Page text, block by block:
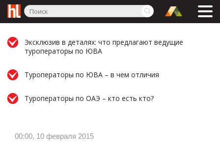
Эксклюзив в деталях: что предлагают ведущие
туроператоры по ЮВА
Туроператоры по ЮВА – в чем отличия
Туроператоры по ОАЭ – кто есть кто?
00:00, 10 февраля 2015